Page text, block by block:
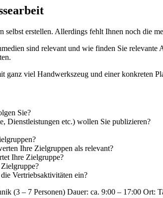
selbst erstellen. Allerdings fehlt Ihnen noch die
sind relevant und wie finden Sie
ganz viel Handwerkszeug und einer konkreten
Sie?
Dienstleistungen etc.) wollen Sie publizieren?
Ihre Zielgruppen als relevant?
Ihre Zielgruppe?
Vertriebsaktivitäten ein?
(3 – 7 Personen) Dauer: ca. 9:00 – 17:00 Ort: